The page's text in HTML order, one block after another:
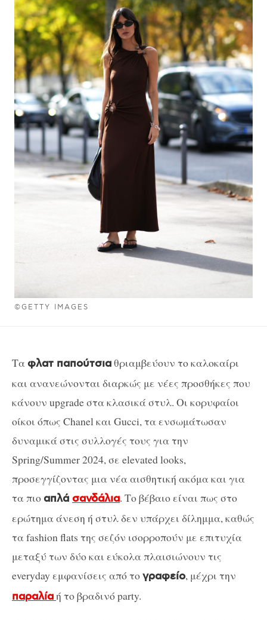
©GETTY IMAGES
Ταφλατ παπούτσιαθριαμβεύουν το καλοκαίρι
και ανανεώνονται διαρκώς με νέες προσθήκες που
κάνουν upgrade στα κλασικά στυλ. Οι κορυφαίοι
οίκοι όπως Chanel και Gucci, τα ενσωμάτωσαν
δυναμικά στις συλλογές τους για την
Spring/Summer 2024, σε elevated looks,
προσεγγίζοντας μια νέα αισθητική ακόμα και για
τα πιοαπλά σανδάλια. Το βέβαιο είναι πως στο
ερώτημα άνεση ή στυλ δεν υπάρχει δίλημμα, καθώς
τα fashion flats της σεζόν ισορροπούν με επιτυχία
μεταξύ των δύο και εύκολα πλαισιώνουν τις
everyday εμφανίσεις από τογραφείο, μέχρι την
παραλίαή το βραδινό party.